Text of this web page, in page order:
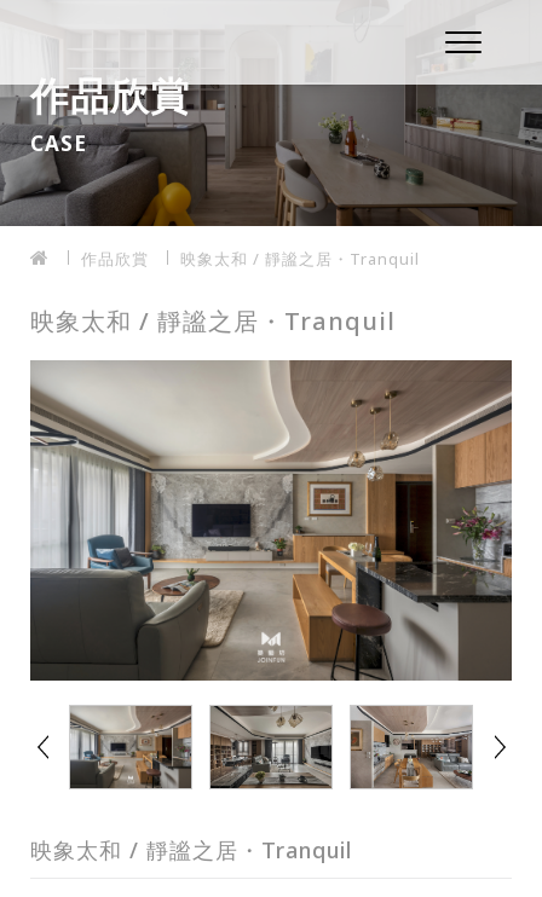
作品欣賞
CASE
作品欣賞 映象太和 / 靜謐之居・Tranquil
映象太和 / 靜謐之居・Tranquil
映象太和 / 靜謐之居・Tranquil